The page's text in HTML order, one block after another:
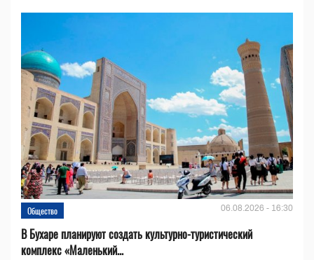
Общество 06.08.2026 - 16:30
В Бухаре планируют создать культурно-туристический
комплекс «Маленький...